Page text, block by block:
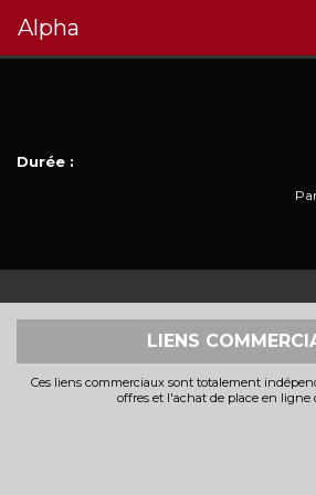
Alpha
Durée :
LIENS
Ces liens commerciaux sont totalement
offres et l'achat de place en ligne